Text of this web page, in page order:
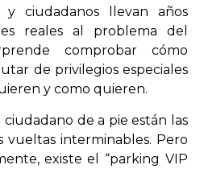
y ciudadanos llevan años
reales al problema del
comprobar cómo
de privilegios especiales
y como quieren.
de a pie están las
vueltas interminables. Pero
existe el “parking VIP